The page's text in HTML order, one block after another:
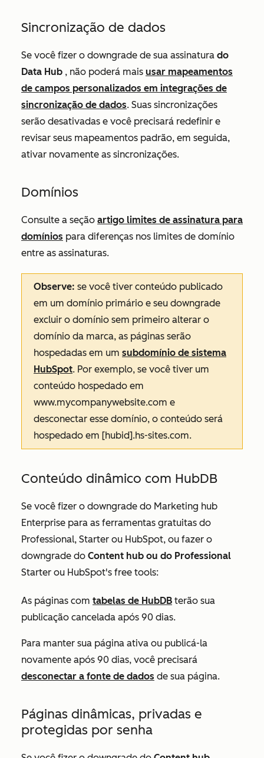
Sincronização de dados
Se você fizer o downgrade de sua assinatura do
Data Hub , não poderá mais usar mapeamentos
de campos personalizados em integrações de
sincronização de dados. Suas sincronizações
serão desativadas e você precisará redefinir e
revisar seus mapeamentos padrão, em seguida,
ativar novamente as sincronizações.
Domínios
Consulte a seção artigo limites de assinatura para
domínios para diferenças nos limites de domínio
entre as assinaturas.
Observe: se você tiver conteúdo publicado
em um domínio primário e seu downgrade
excluir o domínio sem primeiro alterar o
domínio da marca, as páginas serão
hospedadas em um subdomínio de sistema
HubSpot. Por exemplo, se você tiver um
conteúdo hospedado em
www.mycompanywebsite.com e
desconectar esse domínio, o conteúdo será
hospedado em [hubid].hs-sites.com.
Conteúdo dinâmico com HubDB
Se você fizer o downgrade do Marketing hub
Enterprise para as ferramentas gratuitas do
Professional, Starter ou HubSpot, ou fazer o
downgrade do Content hub ou do Professional
Starter ou HubSpot's free tools:
As páginas com tabelas de HubDB terão sua
publicação cancelada após 90 dias.
Para manter sua página ativa ou publicá-la
novamente após 90 dias, você precisará
desconectar a fonte de dados de sua página.
Páginas dinâmicas, privadas e
protegidas por senha